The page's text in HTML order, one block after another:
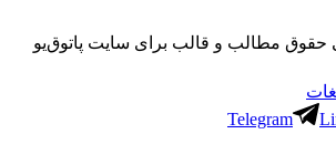
مطالب و قالب برای سایت پاتوق‌یو
Telegram